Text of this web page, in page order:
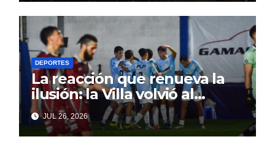
DEPORTES
La reacción que renueva la
ilusión: la Villa volvió al
triunfo con fútbol y
personalidad
JUL 26, 2026